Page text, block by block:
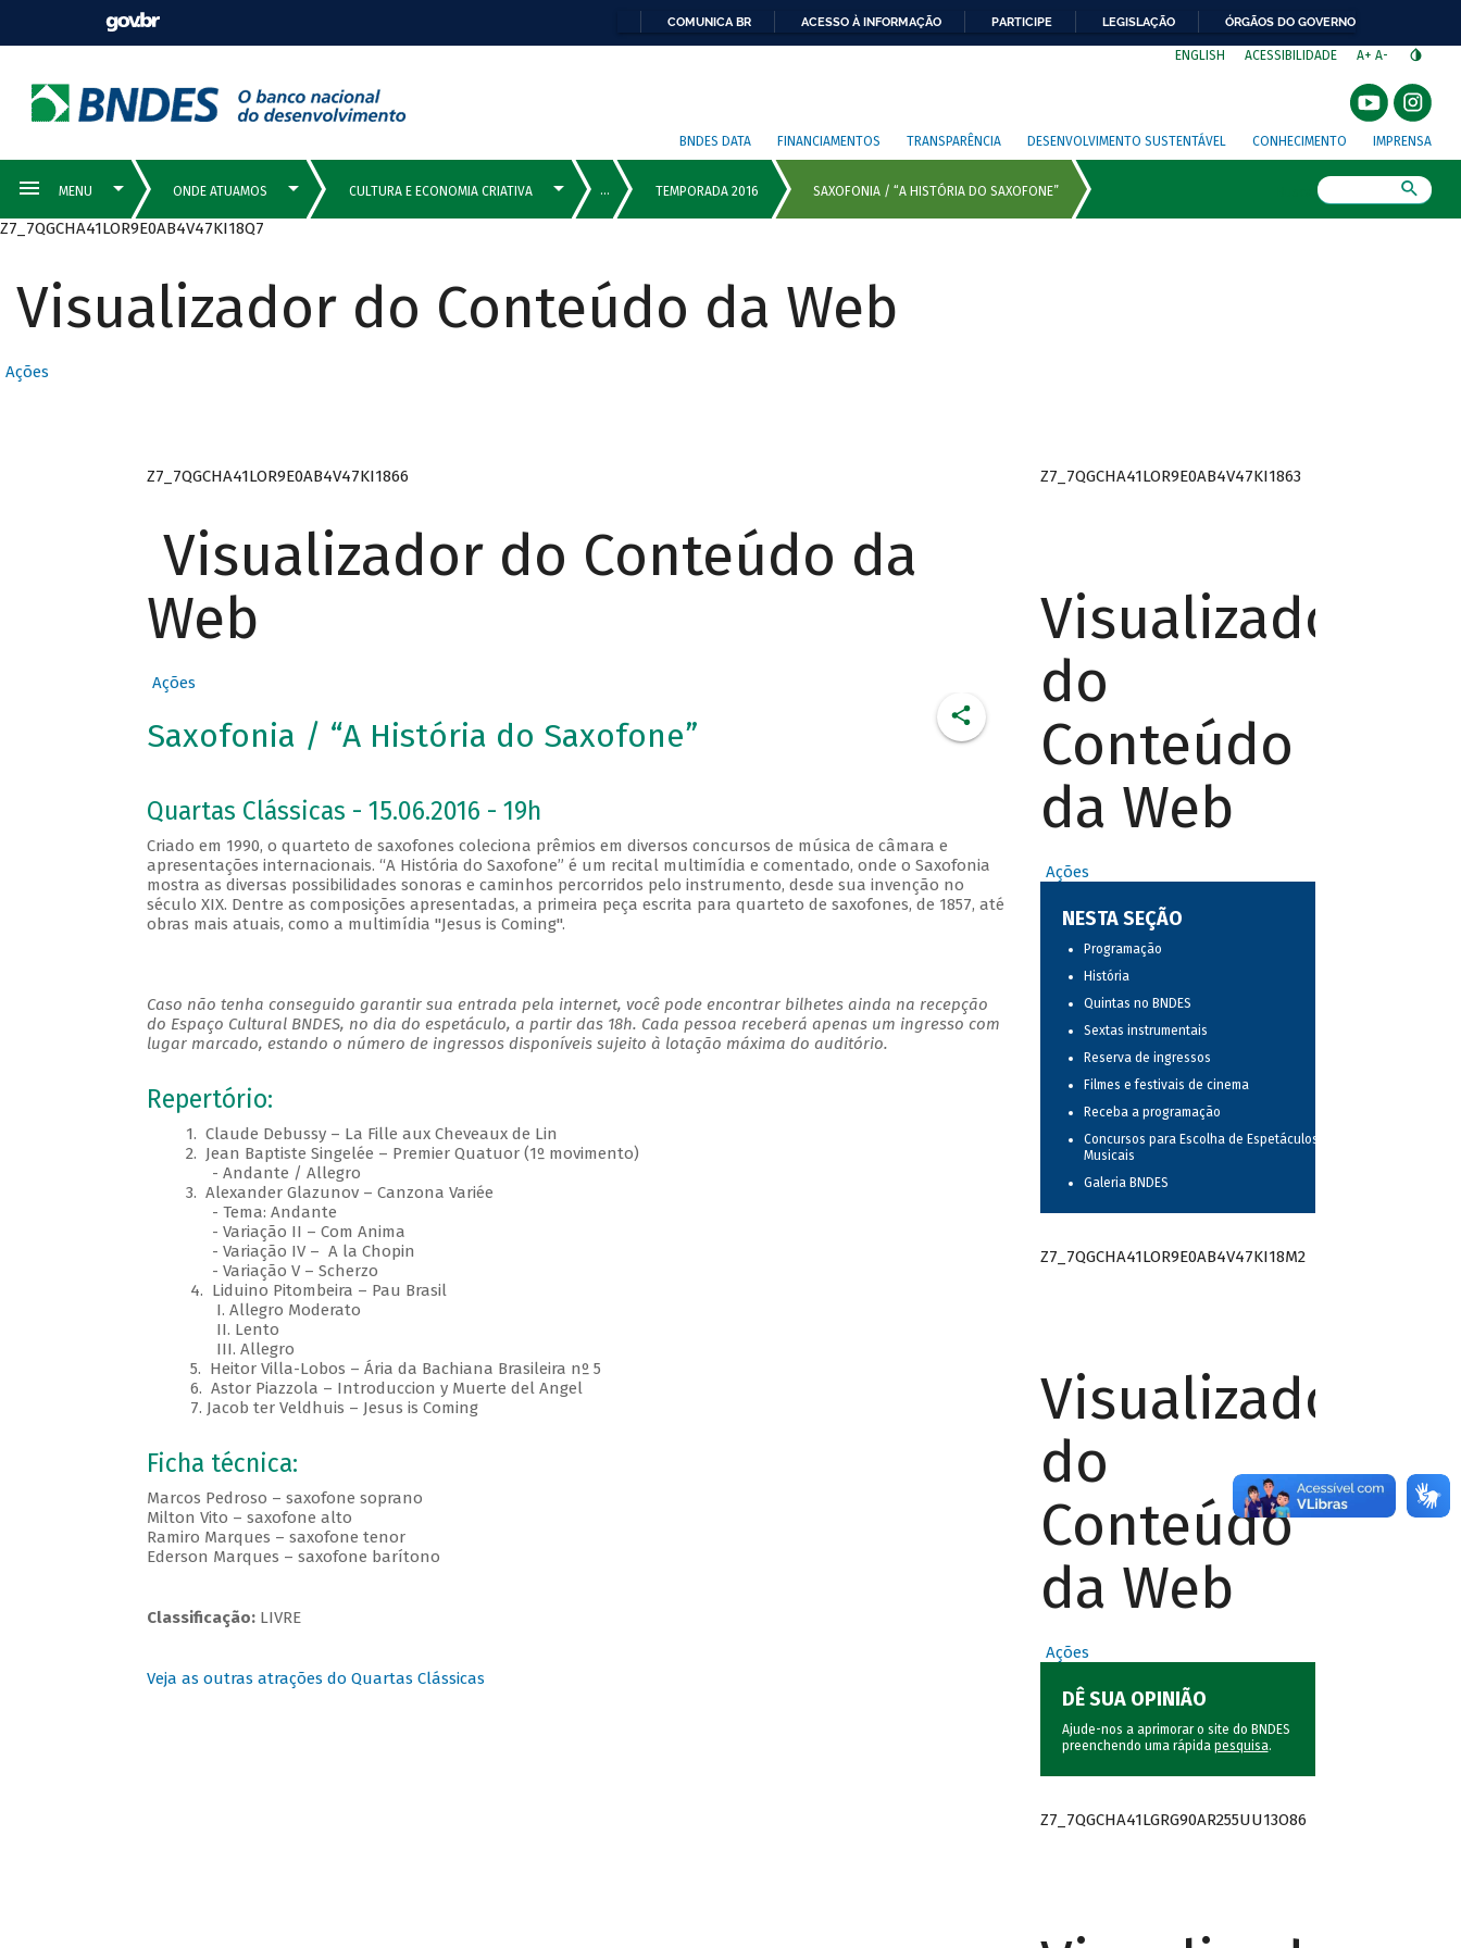
COMUNICA BR ACESSO À INFORMAÇÃO PARTICIPE LEGISLAÇÃO ÓRGÃOS DO GOVERNO
ENGLISH ACESSIBILIDADE A+ A-
BNDES DATA FINANCIAMENTOS TRANSPARÊNCIA DESENVOLVIMENTO SUSTENTÁVEL CONHECIMENTO IMPRENSA
Z7_7QGCHA41LOR9E0AB4V47KI18Q7
Visualizador do Conteúdo da Web
Ações
Z7_7QGCHA41LOR9E0AB4V47KI1866
Visualizador do Conteúdo da
Web
Ações
Saxofonia / “A História do Saxofone”
Quartas Clássicas - 15.06.2016 - 19h
Criado em 1990, o quarteto de saxofones coleciona prêmios em diversos concursos de música de câmara e
apresentações internacionais. “A História do Saxofone” é um recital multimídia e comentado, onde o Saxofonia
mostra as diversas possibilidades sonoras e caminhos percorridos pelo instrumento, desde sua invenção no
século XIX. Dentre as composições apresentadas, a primeira peça escrita para quarteto de saxofones, de 1857, até
obras mais atuais, como a multimídia "Jesus is Coming".
Caso não tenha conseguido garantir sua entrada pela internet, você pode encontrar bilhetes ainda na recepção
do Espaço Cultural BNDES, no dia do espetáculo, a partir das 18h. Cada pessoa receberá apenas um ingresso com
lugar marcado, estando o número de ingressos disponíveis sujeito à lotação máxima do auditório.
Repertório:
1. Claude Debussy – La Fille aux Cheveaux de Lin
2. Jean Baptiste Singelée – Premier Quatuor (1º movimento)
- Andante / Allegro
3. Alexander Glazunov – Canzona Variée
- Tema: Andante
- Variação II – Com Anima
- Variação IV – A la Chopin
- Variação V – Scherzo
4. Liduino Pitombeira – Pau Brasil
I. Allegro Moderato
II. Lento
III. Allegro
5. Heitor Villa-Lobos – Ária da Bachiana Brasileira nº 5
6. Astor Piazzola – Introduccion y Muerte del Angel
7. Jacob ter Veldhuis – Jesus is Coming
Ficha técnica:
Marcos Pedroso – saxofone soprano
Milton Vito – saxofone alto
Ramiro Marques – saxofone tenor
Ederson Marques – saxofone barítono
Classificação:LIVRE
Veja as outras atrações do Quartas Clássicas
Z7_7QGCHA41LOR9E0AB4V47KI1863
Visualizador
do
Conteúdo
da Web
Ações
NESTA SEÇÃO
Programação
História
Quintas no BNDES
Sextas instrumentais
Reserva de ingressos
Filmes e festivais de cinema
Receba a programação
Concursos para Escolha de Espetáculos
Musicais
Galeria BNDES
Z7_7QGCHA41LOR9E0AB4V47KI18M2
Visualizador
do
Conteúdo
da Web
Ações
DÊ SUA OPINIÃO
Ajude-nos a aprimorar o site do BNDES
preenchendo uma rápida pesquisa.
Z7_7QGCHA41LGRG90AR255UU13O86